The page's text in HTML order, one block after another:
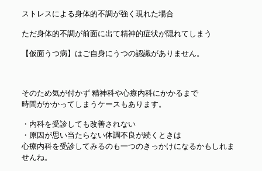
ストレスによる身体的不調が強く現れた場合
ただ身体的不調が前面に出て精神的症状が隠れてしまう
【仮面うつ病】はご自身にうつの認識がありません。
そのため気が付かず 精神科や心療内科にかかるまで
時間がかかってしまうケースもあります。
・内科を受診しても改善されない
・原因が思い当たらない体調不良が続くときは
心療内科を受診してみるのも一つのきっかけになるかもしれま
せんね。